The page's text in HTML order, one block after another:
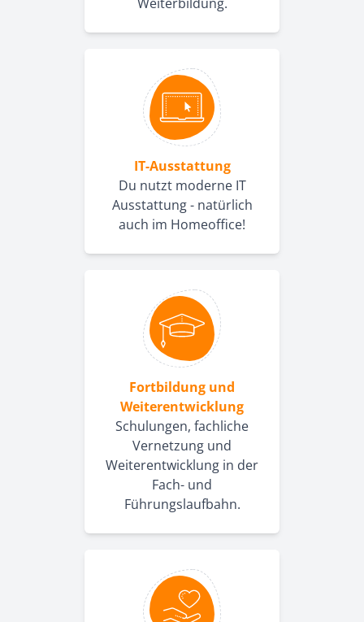
IT-Ausstattung
Du nutzt moderne IT
Ausstattung - natürlich
auch im Homeoffice!
Fortbildung und
Weiterentwicklung
Schulungen, fachliche
Vernetzung und
Weiterentwicklung in der
Fach- und
Führungslaufbahn.